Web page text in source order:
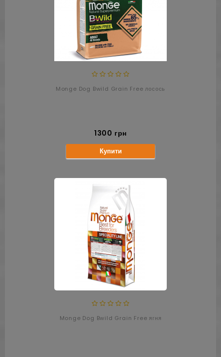
Monge Dog Bwild Grain Free лосось
1300 грн
Купити
Monge Dog Bwild Grain Free ягня